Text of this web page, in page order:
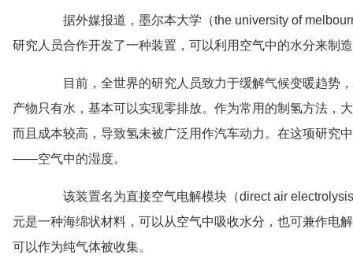
据外媒报道，墨尔本大学（the university of
研究人员合作开发了一种装置，可以利用空气中的水分来制
目前，全世界的研究人员致力于缓解气候变暖趋势，
产物只有水，基本可以实现零排放。作为常用的制氢方法，
而且成本较高，导致氢未被广泛用作汽车动力。在这项研究
——空气中的湿度。
该装置名为直接空气电解模块（direct air
元是一种海绵状材料，可以从空气中吸收水分，也可兼作电
可以作为纯气体被收集。